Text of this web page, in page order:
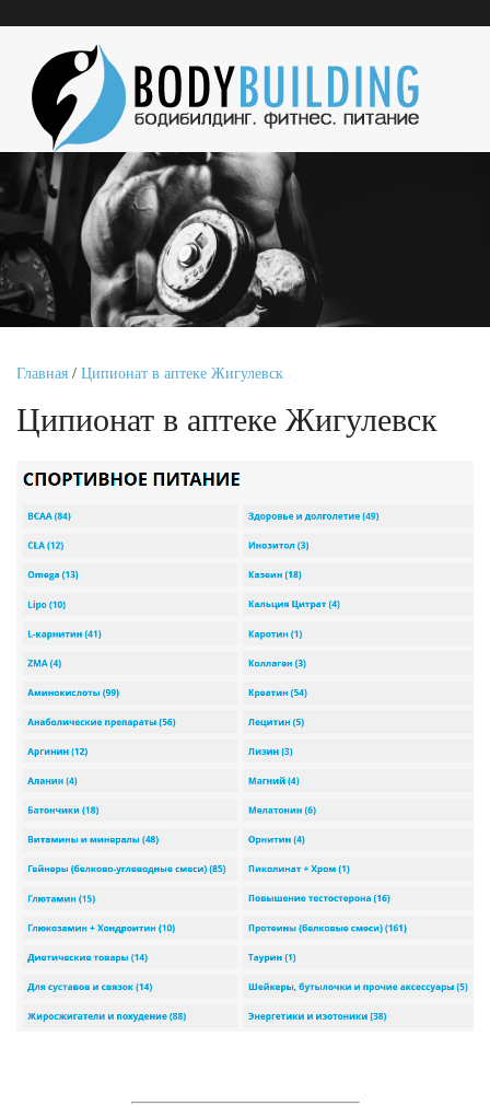
Главная / Ципионат в аптеке Жигулевск
Ципионат в аптеке Жигулевск